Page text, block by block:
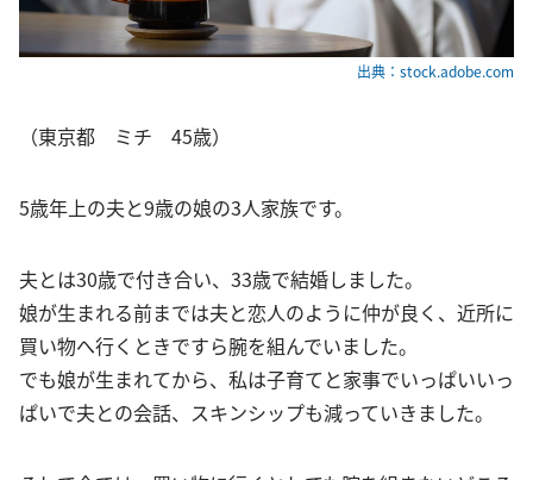
出典：stock.adobe.com
（東京都 ミチ 45歳）
5歳年上の夫と9歳の娘の3人家族です。
夫とは30歳で付き合い、33歳で結婚しました。
娘が生まれる前までは夫と恋人のように仲が良く、近所に
買い物へ行くときですら腕を組んでいました。
でも娘が生まれてから、私は子育てと家事でいっぱいいっ
ぱいで夫との会話、スキンシップも減っていきました。